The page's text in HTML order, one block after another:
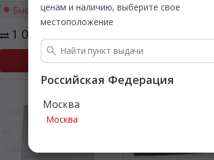
ценам и наличию, выберите свое
местоположение
Российская Федерация
Москва
Москва
Быстрая доставка
1 096
Подробнее
Быстрая доставка
Подробнее
Качественно